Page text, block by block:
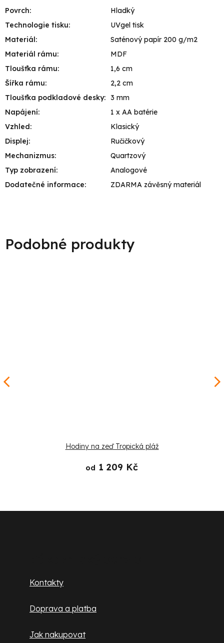
Povrch:
Hladký
Technologie tisku:
UVgel tisk
Materiál:
Saténový papír 200 g/m2
Materiál rámu:
MDF
Tloušťka rámu:
1,6 cm
Šířka rámu:
2,2 cm
Tloušťka podkladové desky: 3 mm
Napájení:
1 x AA batérie
Vzhled:
Klasický
Displej:
Ručičkový
Mechanizmus:
Quartzový
Typ zobrazení:
Analogové
Dodatečné informace: ZDARMA závěsný materiál
Hodiny na zeď Tropická pláž
od 1 209 Kč
Kontakty
Doprava a platba
Jak nakupovat